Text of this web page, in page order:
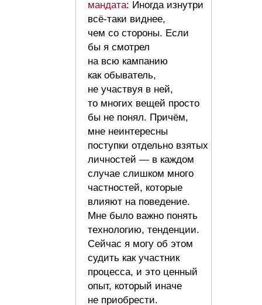
мандата: Иногда изнутри
всё-таки виднее,
чем со стороны. Если
бы я смотрел
на всю кампанию
как обыватель,
не участвуя в ней,
то многих вещей просто
бы не понял. Причём,
мне неинтересны
поступки отдельно взятых
личностей — в каждом
случае слишком много
частностей, которые
влияют на поведение.
Мне было важно понять
технологию, тенденции.
Сейчас я могу об этом
судить как участник
процесса, и это ценный
опыт, который иначе
не приобрести.